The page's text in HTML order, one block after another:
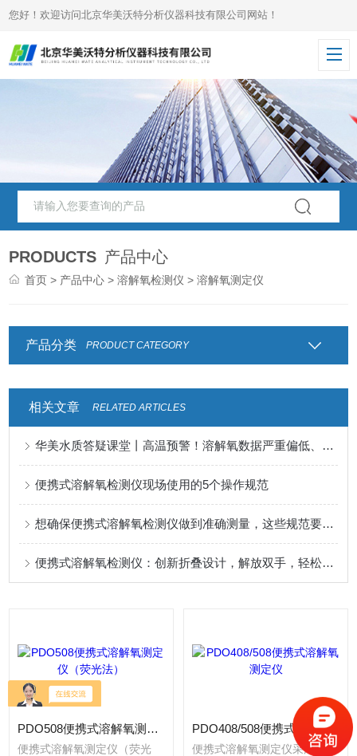
您好！欢迎访问北京华美沃特分析仪器科技有限公司网站！
PRODUCTS 产品中心
首页 > 产品中心 >溶解氧检测仪 > 溶解氧测定仪
产品分类 PRODUCT CATEGORY
相关文章 RELATED ARTICLES
华美水质答疑课堂丨高温预警！溶解氧数据严重偏低、失真？90%检测人都踩的夏季误区
便携式溶解氧检测仪现场使用的5个操作规范
想确保便携式溶解氧检测仪做到准确测量，这些规范要牢记
便携式溶解氧检测仪：创新折叠设计，解放双手，轻松监测水质
PDO508便携式溶解氧测定仪（荧光法）
便携式溶解氧测定仪（荧光
PDO408/508便携式溶解氧测定仪
便携式溶解氧测定仪采用带背